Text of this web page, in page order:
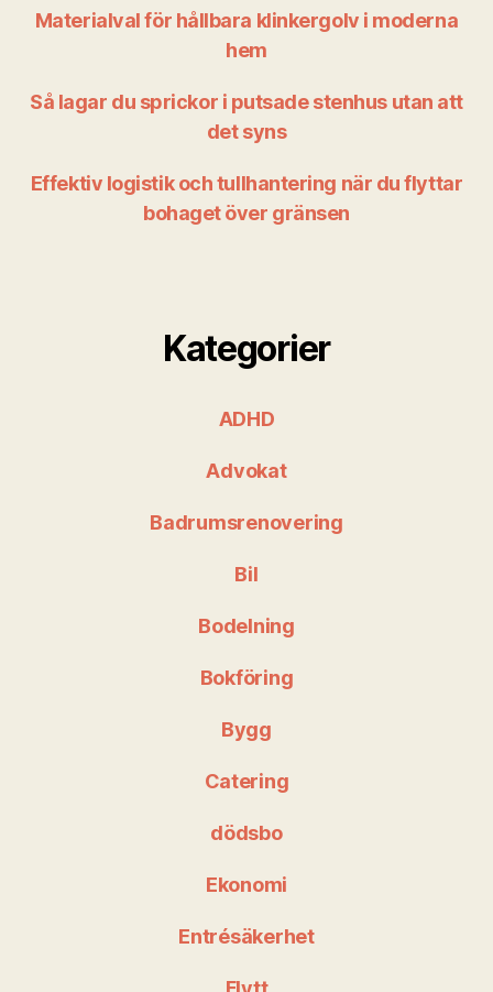
Materialval för hållbara klinkergolv i moderna
hem
Så lagar du sprickor i putsade stenhus utan att
det syns
Effektiv logistik och tullhantering när du flyttar
bohaget över gränsen
Kategorier
ADHD
Advokat
Badrumsrenovering
Bil
Bodelning
Bokföring
Bygg
Catering
dödsbo
Ekonomi
Entrésäkerhet